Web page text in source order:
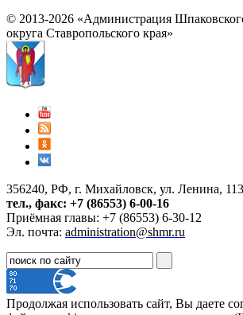
© 2013-2026 «Администрация
округа Ставропольского края»
356240, РФ, г. Михайловск, ул. Ленина, 113
тел., факс: +7 (86553) 6-00-16
Приёмная главы: +7 (86553) 6-30-12
Эл. почта: administration@shmr.ru
Продолжая использовать сайт, Вы даете